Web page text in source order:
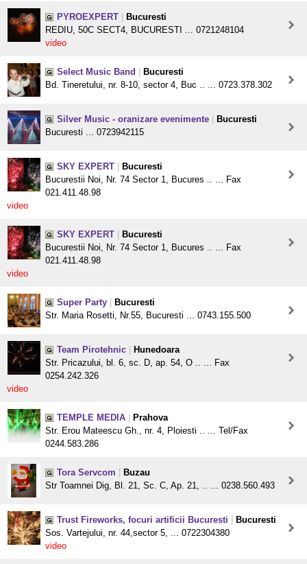
PYROEXPERT
Bucuresti
REDIU, 50C SECT4, BUCURESTI ... 0721248104
video
Select Music Band
Bucuresti
Bd. Tineretului, nr. 8-10, sector 4, Buc .. ... 0723.378.302
Silver Music - oranizare evenimente
Bucuresti
Bucuresti ... 0723942115
SKY EXPERT
Bucuresti
Bucurestii Noi, Nr. 74 Sector 1, Bucures .. ... Fax
021.411.48.98
video
SKY EXPERT
Bucuresti
Bucurestii Noi, Nr. 74 Sector 1, Bucures .. ... Fax
021.411.48.98
video
Super Party
Bucuresti
Str. Maria Rosetti, Nr.55, Bucuresti ... 0743.155.500
Team Pirotehnic
Hunedoara
Str. Pricazului, bl. 6, sc. D, ap. 54, O .. ... Fax
0254.242.326
video
TEMPLE MEDIA
Prahova
Str. Erou Mateescu Gh., nr. 4, Ploiesti .. ... Tel/Fax
0244.583.286
Tora Servcom
Buzau
Str Toamnei Dig, Bl. 21, Sc. C, Ap. 21, .. ... 0238.560.493
Trust Fireworks, focuri artificii Bucuresti
Bucuresti
Sos. Vartejului, nr. 44,sector 5, ... 0722304380
video